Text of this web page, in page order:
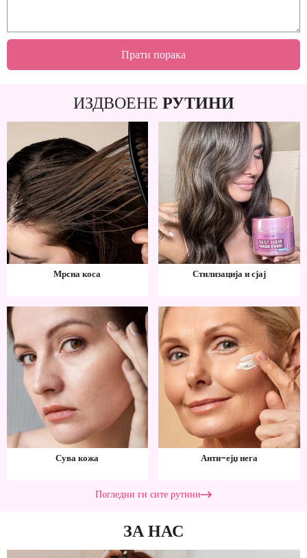
Прати порака
ИЗДВОЕНЕ РУТИНИ
Мрсна коса Стилизација и сјај
Сува кожа Анти-ејџ нега
Погледни ги сите рутини
ЗА НАС